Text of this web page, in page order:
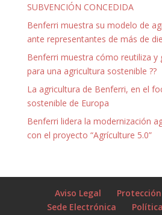
SUBVENCIÓN CONCEDIDA
Benferri muestra su modelo de
ante representantes de más de
Benferri muestra cómo reutiliza y
para una agricultura sostenible ??
La agricultura de Benferri, en el
sostenible de Europa
Benferri lidera la modernización
con el proyecto “Agrículture 5.0”
Aviso Legal
Sede Electrónica